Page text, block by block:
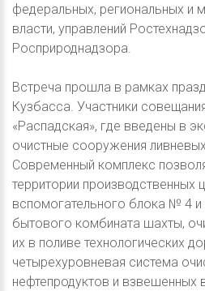
федеральных, региональных и
власти, управлений
Росприроднадзора.
Встреча прошла в рамках
Кузбасса. Участники
«Распадская», где введены в
очистные сооружения
Современный комплекс
территории производственных
вспомогательного блока № 4 и
бытового комбината шахты,
их в поливе технологических
четырехуровневая система
нефтепродуктов и взвешенных